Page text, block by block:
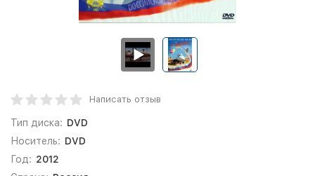
Написать отзыв
Тип диска: DVD
Носитель: DVD
Год: 2012